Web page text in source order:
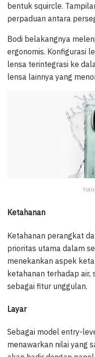
bentuk squircle.
perpaduan antara
Bodi belakangnya
ergonomis. Konfigurasi
lensa terintegrasi ke
lensa lainnya yang
Ketahanan
Ketahanan perangkat
prioritas utama dalam
menekankan aspek
ketahanan terhadap air,
sebagai fitur unggulan.
Layar
Sebagai model entry-
menawarkan nilai yang